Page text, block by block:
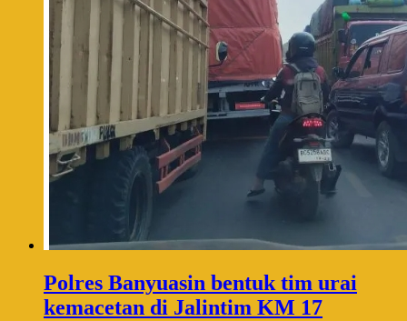
Polres Banyuasin bentuk tim urai
kemacetan di Jalintim KM 17